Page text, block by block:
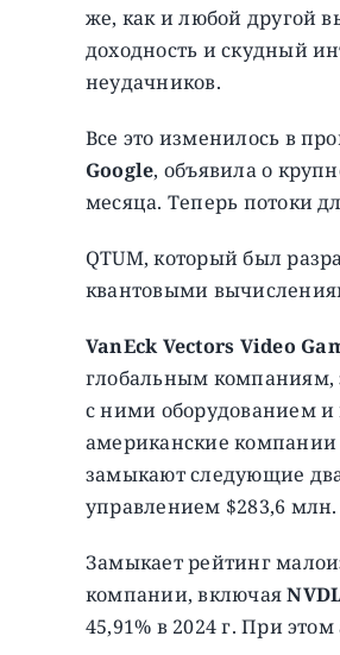
же, как и любой другой
доходность и скудный
неудачников.
Все это изменилось в
Google, объявила о
месяца. Теперь потоки
QTUM, который был
квантовыми
VanEck Vectors Video
глобальным компаниям,
с ними оборудованием
американские компании
замыкают следующие
управлением $283,6 млн.
Замыкает рейтинг
компании, включая
45,91% в 2024 г. При